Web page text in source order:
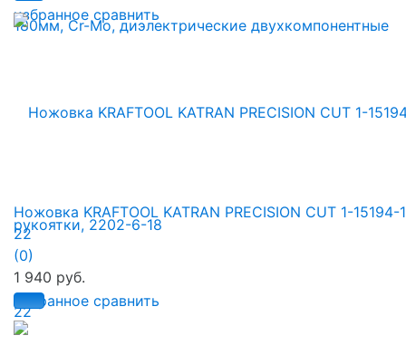
избранное сравнить
избранное сравнить
Ножовка KRAFTOOL KATRAN PRECISION CUT 1-15194-
22
(0)
1 940 руб.